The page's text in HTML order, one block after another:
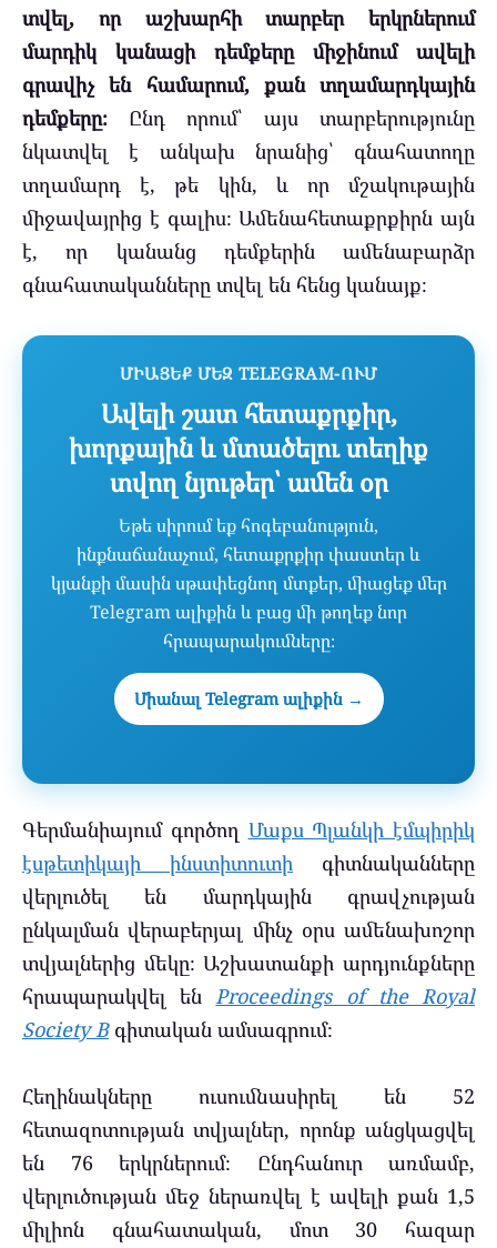
տվել, որ աշխարհի տարբեր երկրներում
մարդիկ կանացի դեմքերը միջինում ավելի
գրավիչ են համարում, քան տղամարդկային
դեմքերը։ Ընդ որում՝ այս տարբերությունը
նկատվել է անկախ նրանից՝ գնահատողը
տղամարդ է, թե կին, և որ մշակութային
միջավայրից է գալիս։ Ամենահետաքրքիրն այն
է, որ կանանց դեմքերին ամենաբարձր
գնահատականները տվել են հենց կանայք։
ՄԻԱՑԵՔ ՄԵԶ TELEGRAM-ՈՒՄ
Ավելի շատ հետաքրքիր,
խորքային և մտածելու տեղիք
տվող նյութեր՝ ամեն օր
Եթե սիրում եք հոգեբանություն,
ինքնաճանաչում, հետաքրքիր փաստեր և
կյանքի մասին սթափեցնող մտքեր, միացեք մեր
Telegram ալիքին և բաց մի թողեք նոր
հրապարակումները։
Միանալ Telegram ալիքին →
Գերմանիայում գործող Մաքս Պլանկի էմպիրիկ
էսթետիկայի ինստիտուտի գիտնականները
վերլուծել են մարդկային գրավչության
ընկալման վերաբերյալ մինչ օրս ամենախոշոր
տվյալներից մեկը։ Աշխատանքի արդյունքները
հրապարակվել են Proceedings of the Royal
Society Bգիտական ամսագրում։
Հեղինակները ուսումնասիրել են 52
հետազոտության տվյալներ, որոնք անցկացվել
են 76 երկրներում։ Ընդհանուր առմամբ,
վերլուծության մեջ ներառվել է ավելի քան 1,5
միլիոն գնահատական, մոտ 30 հազար